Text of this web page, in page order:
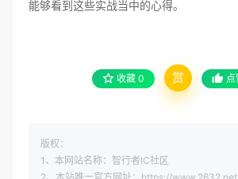
能够看到这些实战当中的心得。
收藏 0 赏 点
版权：
1、本网站名称：智行者IC社区